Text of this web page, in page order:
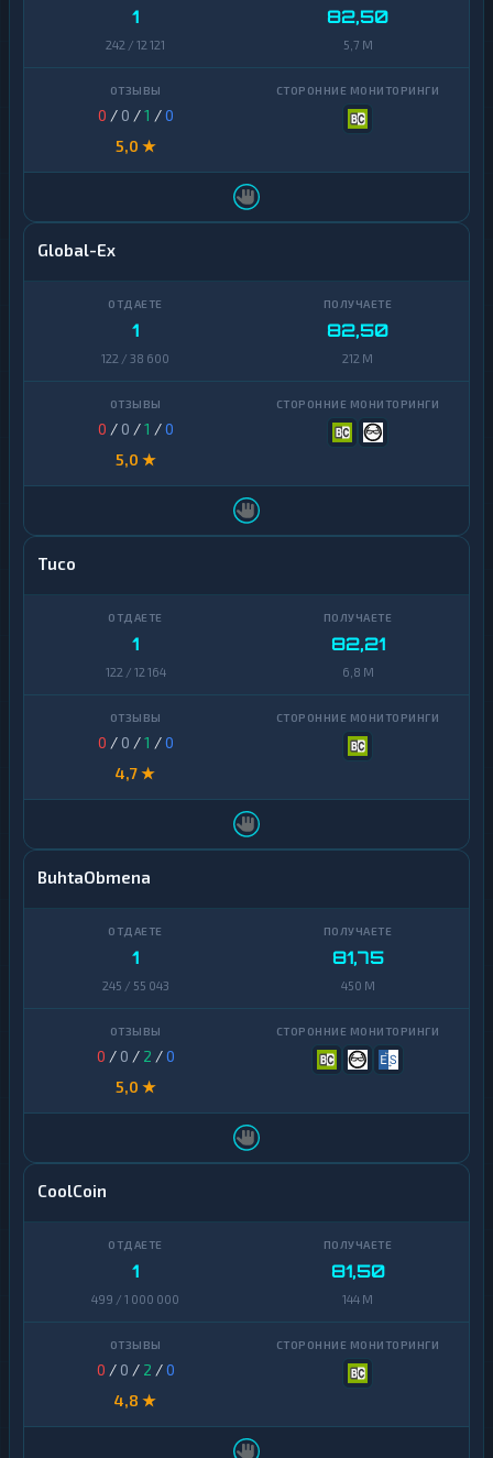
1
242 / 12 121
82,50
5,7 M
0 / 0 /1 /0
5,0 ★
Global-Ex
1
122 / 38 600
82,50
212 M
0 / 0 /1 /0
5,0 ★
Tuco
1
122 / 12 164
82,21
6,8 M
0 / 0 /1 /0
4,7 ★
BuhtaObmena
1
245 / 55 043
81,75
450 M
0 / 0 / 2 /0
5,0 ★
CoolCoin
1
499 / 1 000 000
81,50
144 M
0 / 0 / 2 /0
4,8 ★